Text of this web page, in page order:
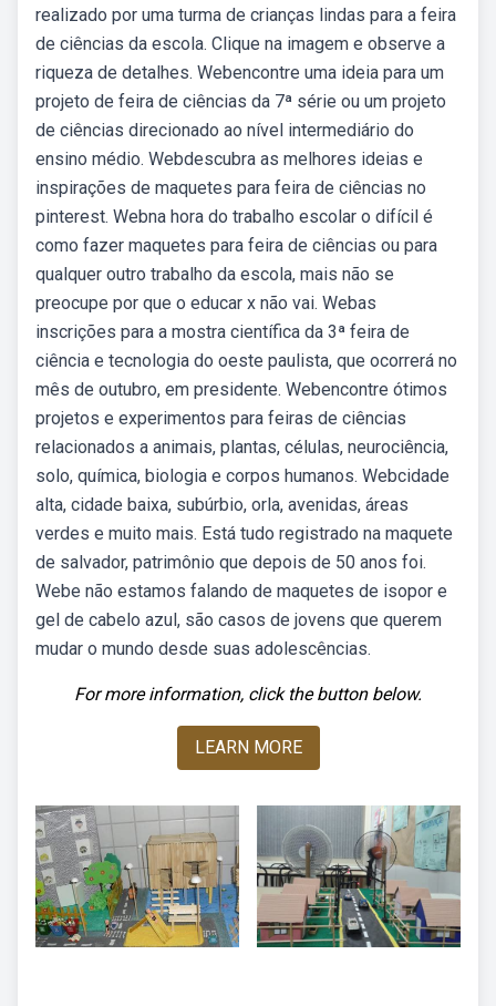
realizado por uma turma de crianças lindas para a feira
de ciências da escola. Clique na imagem e observe a
riqueza de detalhes. Webencontre uma ideia para um
projeto de feira de ciências da 7ª série ou um projeto
de ciências direcionado ao nível intermediário do
ensino médio. Webdescubra as melhores ideias e
inspirações de maquetes para feira de ciências no
pinterest. Webna hora do trabalho escolar o difícil é
como fazer maquetes para feira de ciências ou para
qualquer outro trabalho da escola, mais não se
preocupe por que o educar x não vai. Webas
inscrições para a mostra científica da 3ª feira de
ciência e tecnologia do oeste paulista, que ocorrerá no
mês de outubro, em presidente. Webencontre ótimos
projetos e experimentos para feiras de ciências
relacionados a animais, plantas, células, neurociência,
solo, química, biologia e corpos humanos. Webcidade
alta, cidade baixa, subúrbio, orla, avenidas, áreas
verdes e muito mais. Está tudo registrado na maquete
de salvador, patrimônio que depois de 50 anos foi.
Webe não estamos falando de maquetes de isopor e
gel de cabelo azul, são casos de jovens que querem
mudar o mundo desde suas adolescências.
For more information, click the button below.
LEARN MORE